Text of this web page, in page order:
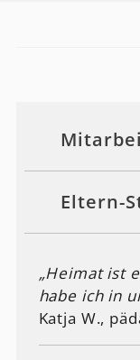
Eltern-
„Heimat ist
habe ich in
Katja W.,